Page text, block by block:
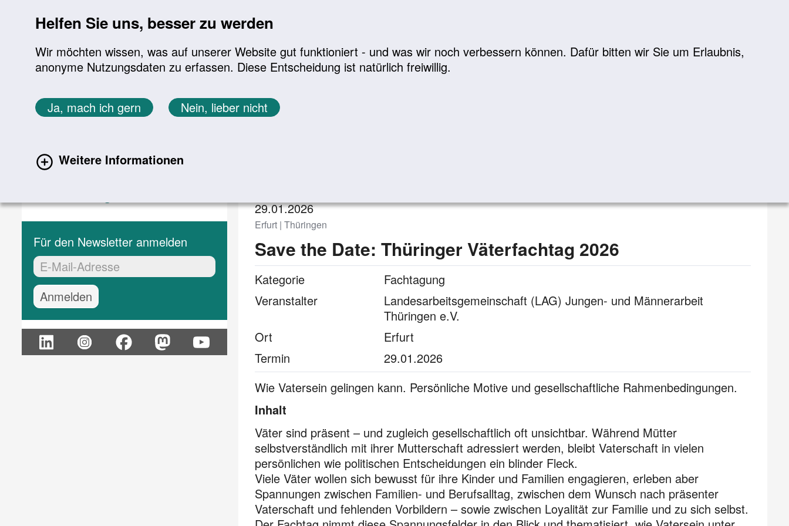
Helfen Sie uns, besser zu werden
Wir möchten wissen, was auf unserer Website gut funktioniert - und was wir noch verbessern können. Dafür bitten wir Sie um Erlaubnis,
anonyme Nutzungsdaten zu erfassen. Diese Entscheidung ist natürlich freiwillig.
Ja, mach ich gern Nein, lieber nicht
Weitere Informationen
Sie befinden sich hier:
Startseite Aktuelles Veranstaltungen
Aktuelle Meldungen
Für den Newsletter anmelden
EMail-Adresse:*
29.01.2026
Erfurt | Thüringen
Save the Date: Thüringer Väterfachtag 2026
Kategorie
Fachtagung
Veranstalter
Landesarbeitsgemeinschaft (LAG) Jungen- und Männerarbeit
Thüringen e.V.
Ort
Erfurt
Termin
29.01.2026
Wie Vatersein gelingen kann. Persönliche Motive und gesellschaftliche Rahmenbedingungen.
Inhalt
Väter sind präsent – und zugleich gesellschaftlich oft unsichtbar. Während Mütter
selbstverständlich mit ihrer Mutterschaft adressiert werden, bleibt Vaterschaft in vielen
persönlichen wie politischen Entscheidungen ein blinder Fleck.
Viele Väter wollen sich bewusst für ihre Kinder und Familien engagieren, erleben aber
Spannungen zwischen Familien- und Berufsalltag, zwischen dem Wunsch nach präsenter
Vaterschaft und fehlenden Vorbildern – sowie zwischen Loyalität zur Familie und zu sich selbst.